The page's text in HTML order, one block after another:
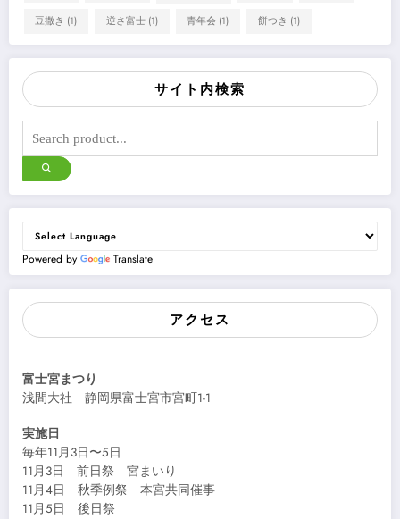
豆撒き (1) 逆さ富士(1) 青年会 (1) 餅つき (1)
サイト内検索
Powered by Translate
アクセス
富士宮まつり
浅間大社 静岡県富士宮市宮町1-1
実施日
毎年11月3日〜5日
11月3日 前日祭 宮まいり
11月4日 秋季例祭 本宮共同催事
11月5日 後日祭